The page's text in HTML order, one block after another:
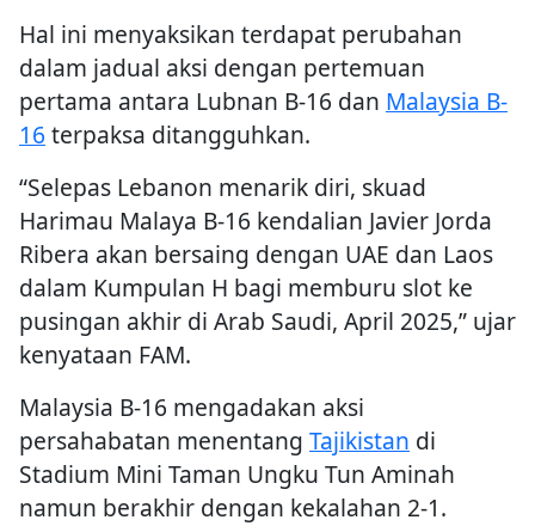
Hal ini menyaksikan terdapat perubahan
dalam jadual aksi dengan pertemuan
pertama antara Lubnan B-16 dan Malaysia B-
16 terpaksa ditangguhkan.
“Selepas Lebanon menarik diri, skuad
Harimau Malaya B-16 kendalian Javier Jorda
Ribera akan bersaing dengan UAE dan Laos
dalam Kumpulan H bagi memburu slot ke
pusingan akhir di Arab Saudi, April 2025,” ujar
kenyataan FAM.
Malaysia B-16 mengadakan aksi
persahabatan menentang Tajikistan di
Stadium Mini Taman Ungku Tun Aminah
namun berakhir dengan kekalahan 2-1.